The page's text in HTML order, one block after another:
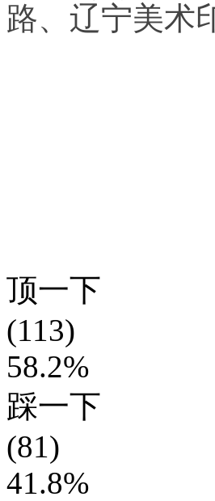
路、辽宁美术
顶一下
(113)
58.2%
踩一下
(81)
41.8%